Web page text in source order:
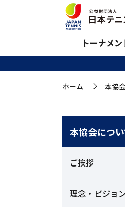
トーナメン
いま甦
ホーム >
本協
本協会につ
ご挨拶
理念・ビジョ